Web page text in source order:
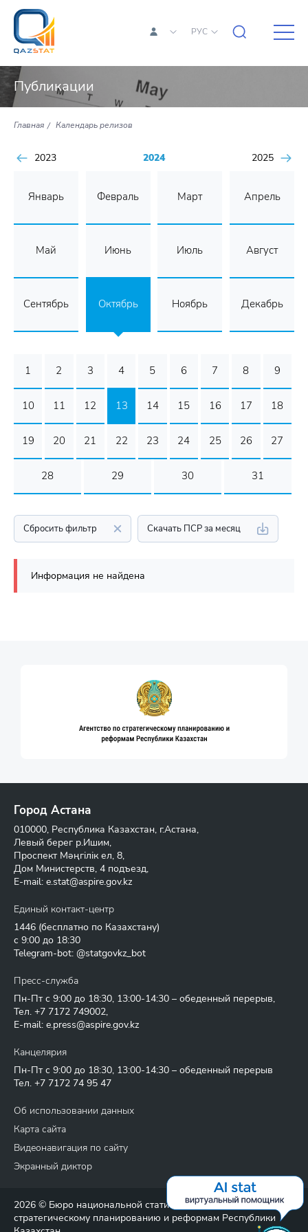
РУС
Публикации
Главная Календарь релизов
2023 2024 2025
Январь Февраль Март Апрель
Май Июнь Июль Август
Сентябрь Октябрь Ноябрь Декабрь
1 2 3 4 5 6 7 8 9
10 11 12 13 14 15 16 17 18
19 20 21 22 23 24 25 26 27
28 29 30 31
Сбросить фильтр Скачать ПСР за месяц
Информация не найдена
Город Астана
010000, Республика Казахстан, г.Астана,
Левый берег р.Ишим,
Проспект Мәңгілік ел, 8,
Дом Министерств, 4 подъезд,
E-mail: e.stat@aspire.gov.kz
Единый контакт-центр
1446 (бесплатно по Казахстану)
с 9:00 до 18:30
Telegram-bot: @statgovkz_bot
Пресс-служба
Пн-Пт с 9:00 до 18:30, 13:00-14:30 – обеденный перерыв,
Тел. +7 7172 749002,
E-mail: e.press@aspire.gov.kz
Канцелярия
Пн-Пт с 9:00 до 18:30, 13:00-14:30 – обеденный перерыв
Тел. +7 7172 74 95 47
Об использовании данных
Карта сайта
Видеонавигация по сайту
Экранный диктор
2026 © Бюро национальной статистики Агентства по
стратегическому планированию и реформам Республики